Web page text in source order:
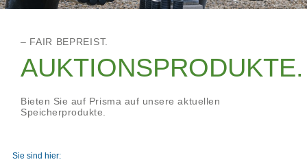
– FAIR BEPREIST.
AUKTIONSPRODUKTE.
Bieten Sie auf Prisma auf unsere aktuellen
Speicherprodukte.
Sie sind hier: